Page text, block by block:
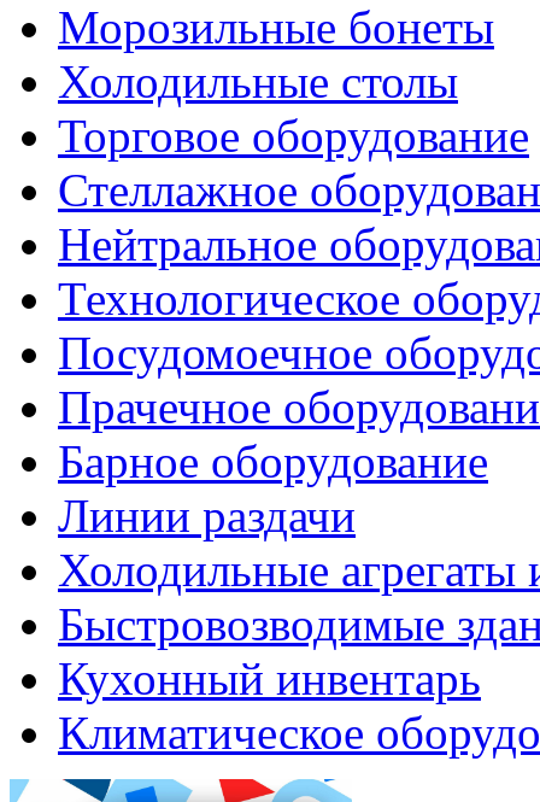
Морозильные бонеты
Холодильные столы
Торговое оборудование
Стеллажное
Нейтральное
Технологическое
Посудомоечное
Прачечное
Барное оборудование
Линии раздачи
Холодильные агрегаты
Быстровозводимые
Кухонный инвентарь
Климатическое